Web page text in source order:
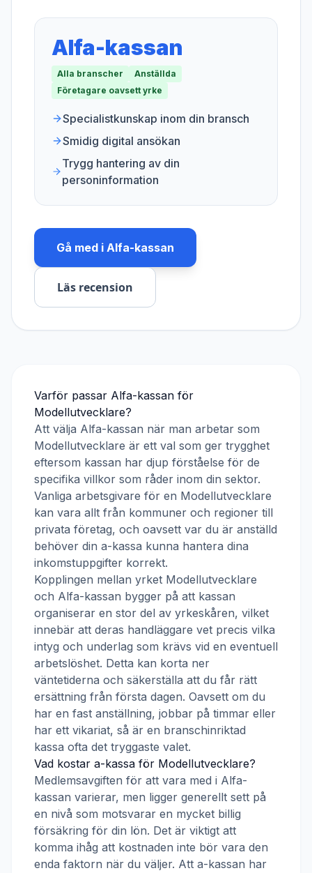
Alfa-kassan
Alla branscher
Anställda
Företagare oavsett yrke
Specialistkunskap inom din bransch
Smidig digital ansökan
Trygg hantering av din
personinformation
Gå med i Alfa-kassan
Läs recension
Varför passar Alfa-kassan för
Modellutvecklare?
Att välja Alfa-kassan när man arbetar som
Modellutvecklare är ett val som ger trygghet
eftersom kassan har djup förståelse för de
specifika villkor som råder inom din sektor.
Vanliga arbetsgivare för en Modellutvecklare
kan vara allt från kommuner och regioner till
privata företag, och oavsett var du är anställd
behöver din a-kassa kunna hantera dina
inkomstuppgifter korrekt.
Kopplingen mellan yrket Modellutvecklare
och Alfa-kassan bygger på att kassan
organiserar en stor del av yrkeskåren, vilket
innebär att deras handläggare vet precis vilka
intyg och underlag som krävs vid en eventuell
arbetslöshet. Detta kan korta ner
väntetiderna och säkerställa att du får rätt
ersättning från första dagen. Oavsett om du
har en fast anställning, jobbar på timmar eller
har ett vikariat, så är en branschinriktad
kassa ofta det tryggaste valet.
Vad kostar a-kassa för Modellutvecklare?
Medlemsavgiften för att vara med i Alfa-
kassan varierar, men ligger generellt sett på
en nivå som motsvarar en mycket billig
försäkring för din lön. Det är viktigt att
komma ihåg att kostnaden inte bör vara den
enda faktorn när du väljer. Att a-kassan har